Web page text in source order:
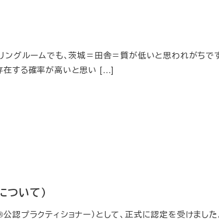
グルームでも、茨城＝田舎＝質が低いと思われがちで
在する確率が高いと思い […]
いて）
認プラクティショナー）として、正式に認定を受けまし